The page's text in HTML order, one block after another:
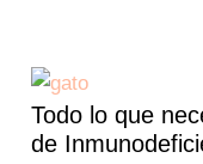
Todo lo que
de
lo
que
necesitas